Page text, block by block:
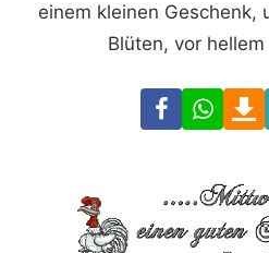
einem kleinen Geschenk,
Blüten, vor
Facebook